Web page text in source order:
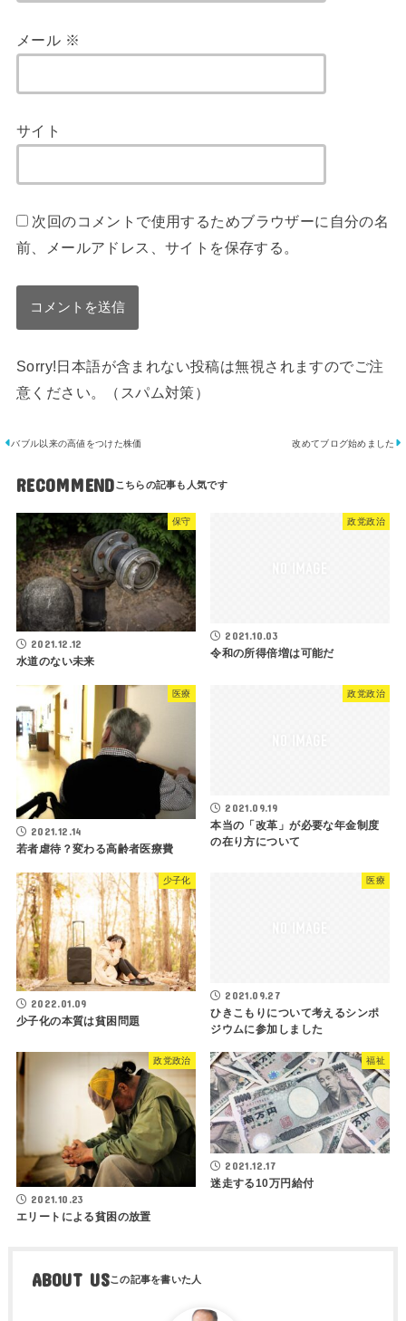
メール ※
サイト
次回のコメントで使用するためブラウザーに自分の名
前、メールアドレス、サイトを保存する。
Sorry!日本語が含まれない投稿は無視されますのでご注
意ください。（スパム対策）
バブル以来の高値をつけた株価 改めてブログ始めました
RECOMMEND
保守
2021.12.12
水道のない未来
政党政治
2021.10.03
令和の所得倍増は可能だ
医療
2021.12.14
若者虐待？変わる高齢者医療費
政党政治
2021.09.19
本当の「改革」が必要な年金制度
の在り方について
少子化
2022.01.09
少子化の本質は貧困問題
医療
2021.09.27
ひきこもりについて考えるシンポ
ジウムに参加しました
政党政治
2021.10.23
エリートによる貧困の放置
福祉
2021.12.17
迷走する10万円給付
ABOUT US